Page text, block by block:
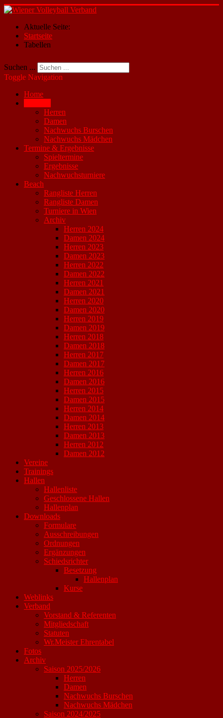
Aktuelle Seite:
Startseite
Tabellen
Suchen ...
Toggle Navigation
Home
Herren
Damen
Nachwuchs Burschen
Nachwuchs Mädchen
Termine & Ergebnisse
Spieltermine
Ergebnisse
Nachwuchsturniere
Beach
Rangliste Herren
Rangliste Damen
Turniere in Wien
Archiv
Herren 2024
Damen 2024
Herren 2023
Damen 2023
Herren 2022
Damen 2022
Herren 2021
Damen 2021
Herren 2020
Damen 2020
Herren 2019
Damen 2019
Herren 2018
Damen 2018
Herren 2017
Damen 2017
Herren 2016
Damen 2016
Herren 2015
Damen 2015
Herren 2014
Damen 2014
Herren 2013
Damen 2013
Herren 2012
Damen 2012
Vereine
Trainings
Hallen
Hallenliste
Geschlossene Hallen
Hallenplan
Downloads
Formulare
Ausschreibungen
Ordnungen
Ergänzungen
Schiedsrichter
Besetzung
Hallenplan
Kurse
Weblinks
Verband
Vorstand & Referenten
Mitgliedschaft
Statuten
Wr.Meister Ehrentabel
Fotos
Archiv
Saison 2025/2026
Herren
Damen
Nachwuchs Burschen
Nachwuchs Mädchen
Saison 2024/2025